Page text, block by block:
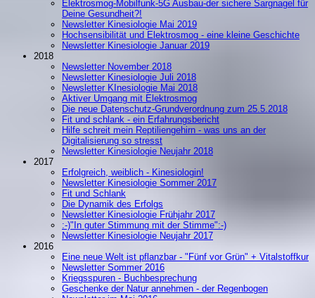
Elektrosmog-Mobilfunk-5G Ausbau-der sichere Sargnagel für
Deine Gesundheit?!
Newsletter Kinesiologie Mai 2019
Hochsensibilität und Elektrosmog - eine kleine Geschichte
Newsletter Kinesiologie Januar 2019
2018
Newsletter November 2018
Newsletter Kinesiologie Juli 2018
Newsletter KInesiologie Mai 2018
Aktiver Umgang mit Elektrosmog
Die neue Datenschutz-Grundverordnung zum 25.5.2018
Fit und schlank - ein Erfahrungsbericht
Hilfe schreit mein Reptiliengehirn - was uns an der
Digitalisierung so stresst
Newsletter Kinesiologie Neujahr 2018
2017
Erfolgreich, weiblich - Kinesiologin!
Newsletter Kinesiologie Sommer 2017
Fit und Schlank
Die Dynamik des Erfolgs
Newsletter Kinesiologie Frühjahr 2017
:-)"In guter Stimmung mit der Stimme":-)
Newsletter Kinesiologie Neujahr 2017
2016
Eine neue Welt ist pflanzbar - "Fünf vor Grün" + Vitalstoffkur
Newsletter Sommer 2016
Kriegsspuren - Buchbesprechung
Geschenke der Natur annehmen - der Regenbogen